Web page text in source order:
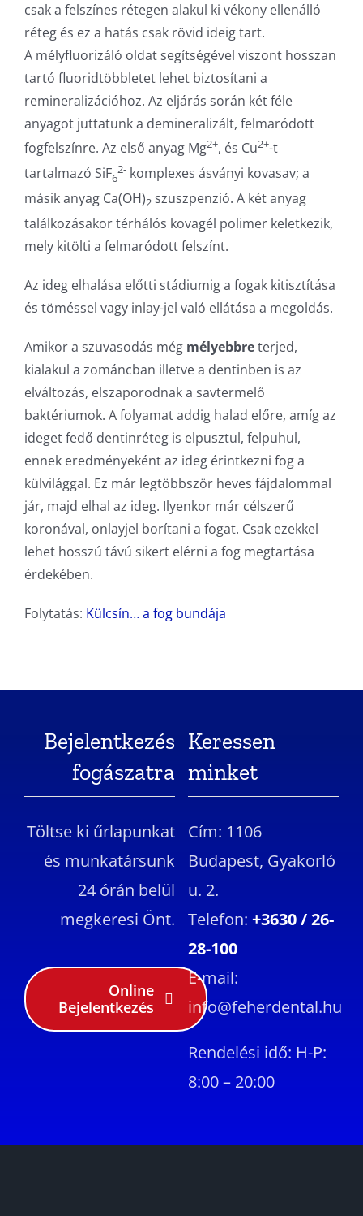
csak a felszínes rétegen alakul ki vékony ellenálló
réteg és ez a hatás csak rövid ideig tart.
A mélyfluorizáló oldat segítségével viszont hosszan
tartó fluoridtöbbletet lehet biztosítani a
remineralizációhoz. Az eljárás során két féle
anyagot juttatunk a demineralizált, felmaródott
fogfelszínre. Az első anyag Mg2+, és Cu2+-t
tartalmazó SiF6
2-komplexes ásványi kovasav; a
másik anyag Ca(OH)2szuszpenzió. A két anyag
találkozásakor térhálós kovagél polimer keletkezik,
mely kitölti a felmaródott felszínt.
Az ideg elhalása előtti stádiumig a fogak kitisztítása
és töméssel vagy inlay-jel való ellátása a megoldás.
Amikor a szuvasodás még mélyebbreterjed,
kialakul a zománcban illetve a dentinben is az
elváltozás, elszaporodnak a savtermelő
baktériumok. A folyamat addig halad előre, amíg az
ideget fedő dentinréteg is elpusztul, felpuhul,
ennek eredményeként az ideg érintkezni fog a
külvilággal. Ez már legtöbbször heves fájdalommal
jár, majd elhal az ideg. Ilyenkor már célszerű
koronával, onlayjel borítani a fogat. Csak ezekkel
lehet hosszú távú sikert elérni a fog megtartása
érdekében.
Folytatás: Külcsín… a fog bundája
Bejelentkezés
fogászatra
Töltse ki űrlapunkat
és munkatársunk
24 órán belül
megkeresi Önt.
Online
Bejelentkezés
Keressen
minket
Cím: 1106
Budapest, Gyakorló
u. 2.
Telefon: +3630 / 26-
28-100
E-mail:
info@feherdental.hu
Rendelési idő: H-P:
8:00 – 20:00